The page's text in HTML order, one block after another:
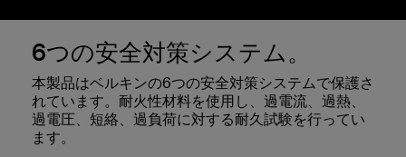
6つの安全対策システム。
本製品はベルキンの6つの安全対策システムで保護さ
れています。耐火性材料を使用し、過電流、過熱、
過電圧、短絡、過負荷に対する耐久試験を行ってい
ます。